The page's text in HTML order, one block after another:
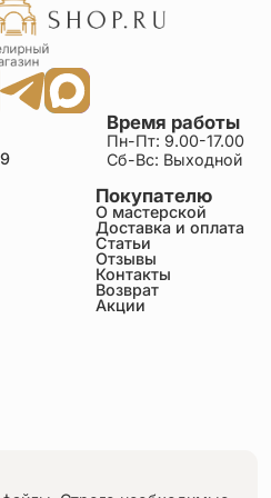
очень оперативно
оформления заказа,
заказу, по доставке, на
отвечала.
всё упаковано! С
что от сердца дело
просто любовь!
гладкий. Я взяла его
прекрасно подойдёт.
малыша. Очень
также веревочку.
Покупателю
О мастерской
Доставка и оплата
Статьи
Отзывы
Контакты
Возврат
Акции
Время работы
Пн-Пт: 9.00-17.00
Сб-Вс: Выходной